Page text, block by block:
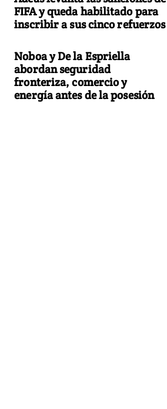
FIFA y queda habilitado para
inscribir a sus cinco refuerzos
Noboa y De la Espriella
abordan seguridad
fronteriza, comercio y
energía antes de la posesión